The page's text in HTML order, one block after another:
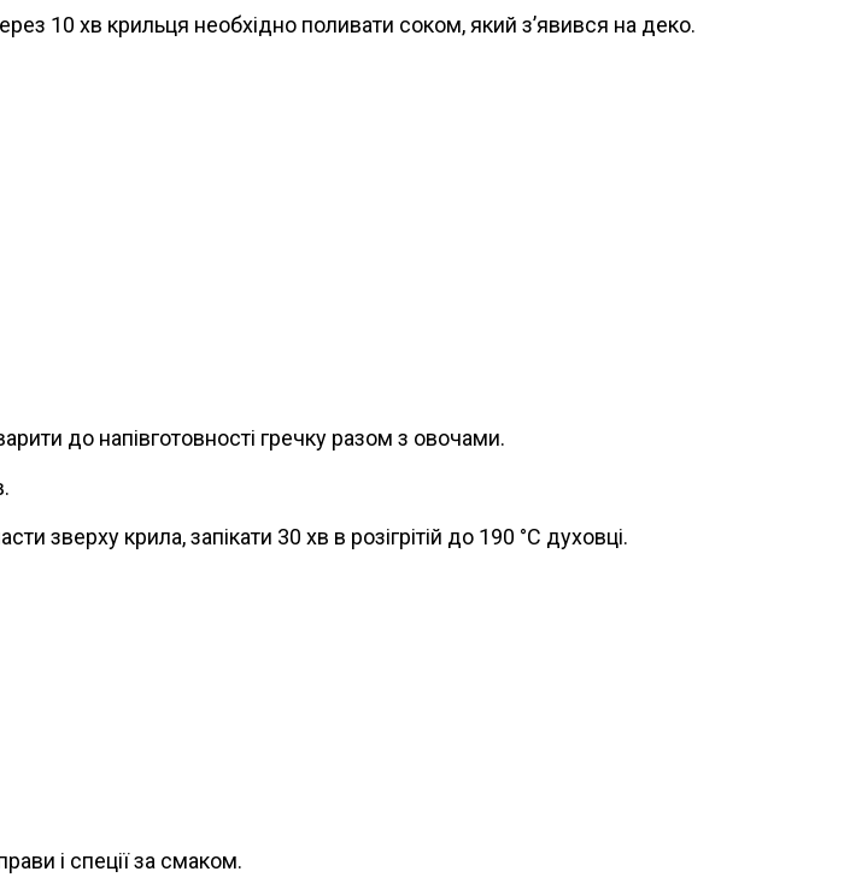
10 хв крильця необхідно поливати соком, який з’явився на деко.
до напівготовності гречку разом з овочами.
зверху крила, запікати 30 хв в розігрітій до 190 °С духовці.
і спеції за смаком.